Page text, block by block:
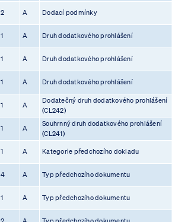
2 A Dodací podmínky
1 A Druh dodatkového prohlášení
1 A Druh dodatkového prohlášení
1 A Druh dodatkového prohlášení
1 A
Dodatečný druh dodatkového prohlášení
(CL242)
1 A
Souhrnný druh dodatkového prohlášení
(CL241)
1 A Kategorie předchozího dokladu
4 A Typ předchozího dokumentu
1 A Typ předchozího dokumentu